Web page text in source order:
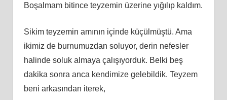
Boşalmam bitince teyzemin üzerine yığılıp kaldım.
Sikim teyzemin amının içinde küçülmüştü. Ama
ikimiz de burnumuzdan soluyor, derin nefesler
halinde soluk almaya çalışıyorduk. Belki beş
dakika sonra anca kendimize gelebildik. Teyzem
beni arkasından iterek,